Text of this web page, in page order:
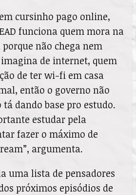
cursinho pago online,
funciona quem mora na
não chega nem
de internet, quem
de ter wi-fi em casa
então o governo não
dando base pro estudo.
estudar pela
fazer o máximo de
argumenta.
uma lista de pensadores
próximos episódios de